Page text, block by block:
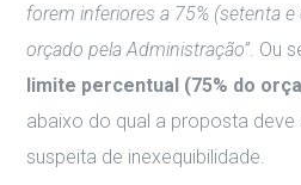
forem inferiores a 75% (setenta
orçado pela Administração”. Ou
limite percentual (75% do
abaixo do qual a proposta
suspeita de inexequibilidade.